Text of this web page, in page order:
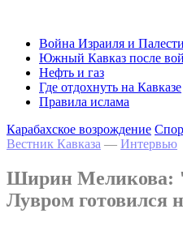
Война Израиля и
Южный Кавказ после
Нефть и газ
Где отдохнуть на Кавказе
Правила ислама
Карабахское возрождение
Вестник Кавказа — Интервью
Ширин Меликова:
Лувром готовился